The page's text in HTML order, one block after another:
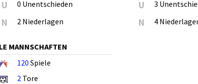
U 0 Unentschieden
N 2 Niederlagen
U 3
N 4
MANNSCHAFTEN
120 Spiele
2 Tore